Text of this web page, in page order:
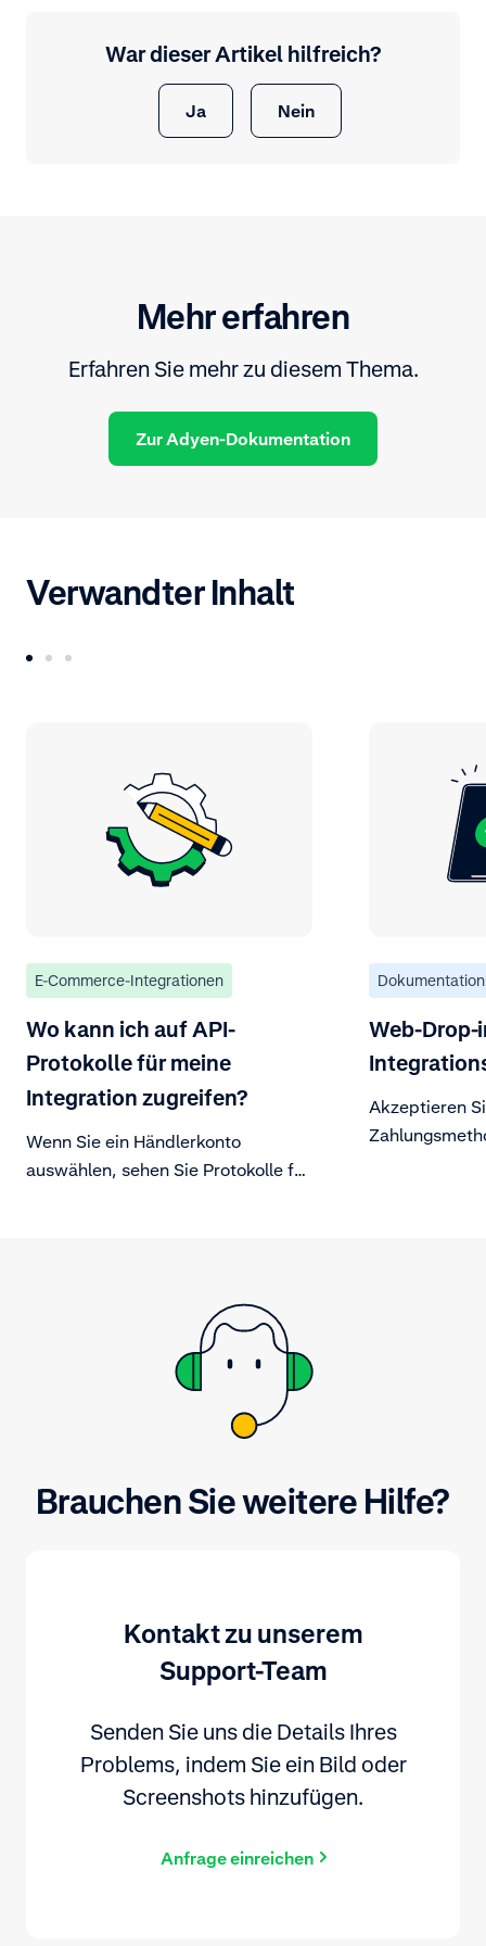
War dieser Artikel hilfreich?
Ja Nein
Mehr erfahren
Erfahren Sie mehr zu diesem Thema.
Zur Adyen-Dokumentation
Verwandter Inhalt
E-Commerce-Integrationen
Wo kann ich auf API-
Protokolle für meine
Integration zugreifen?
Wenn Sie ein Händlerkonto
auswählen, sehen Sie Protokolle für
Dokumentation
Web-Drop-
Akzeptieren
Brauchen Sie weitere Hilfe?
Kontakt zu unserem
Support-Team
Senden Sie uns die Details Ihres
Problems, indem Sie ein Bild oder
Screenshots hinzufügen.
Anfrage einreichen